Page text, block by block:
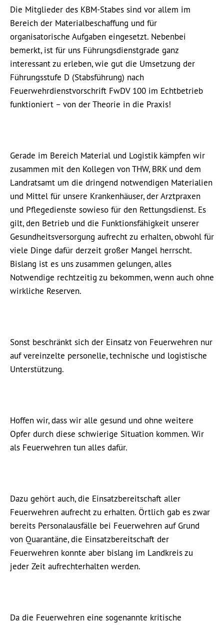
Die Mitglieder des KBM-Stabes sind vor allem im
Bereich der Materialbeschaffung und für
organisatorische Aufgaben eingesetzt. Nebenbei
bemerkt, ist für uns Führungsdienstgrade ganz
interessant zu erleben, wie gut die Umsetzung der
Führungsstufe D (Stabsführung) nach
Feuerwehrdienstvorschrift FwDV 100 im Echtbetrieb
funktioniert – von der Theorie in die Praxis!
Gerade im Bereich Material und Logistik kämpfen wir
zusammen mit den Kollegen von THW, BRK und dem
Landratsamt um die dringend notwendigen Materialien
und Mittel für unsere Krankenhäuser, der Arztpraxen
und Pflegedienste sowieso für den Rettungsdienst. Es
gilt, den Betrieb und die Funktionsfähigkeit unserer
Gesundheitsversorgung aufrecht zu erhalten, obwohl für
viele Dinge dafür derzeit großer Mangel herrscht.
Bislang ist es uns zusammen gelungen, alles
Notwendige rechtzeitig zu bekommen, wenn auch ohne
wirkliche Reserven.
Sonst beschränkt sich der Einsatz von Feuerwehren nur
auf vereinzelte personelle, technische und logistische
Unterstützung.
Hoffen wir, dass wir alle gesund und ohne weitere
Opfer durch diese schwierige Situation kommen. Wir
als Feuerwehren tun alles dafür.
Dazu gehört auch, die Einsatzbereitschaft aller
Feuerwehren aufrecht zu erhalten. Örtlich gab es zwar
bereits Personalausfälle bei Feuerwehren auf Grund
von Quarantäne, die Einsatzbereitschaft der
Feuerwehren konnte aber bislang im Landkreis zu
jeder Zeit aufrechterhalten werden.
Da die Feuerwehren eine sogenannte kritische